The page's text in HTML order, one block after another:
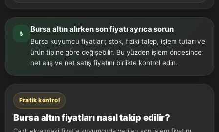
₺ Bursa altın alırken son fiyatı ayrıca sorun
Bursa kuyumcu fiyatları; stok, fiziki talep, işlem tutarı ve
ürün tipine göre değişebilir. Bu yüzden işlem öncesinde
net alış ve net satış fiyatını birlikte kontrol edin.
Pratik kontrol
Bursa altın fiyatları nasıl takip edilir?